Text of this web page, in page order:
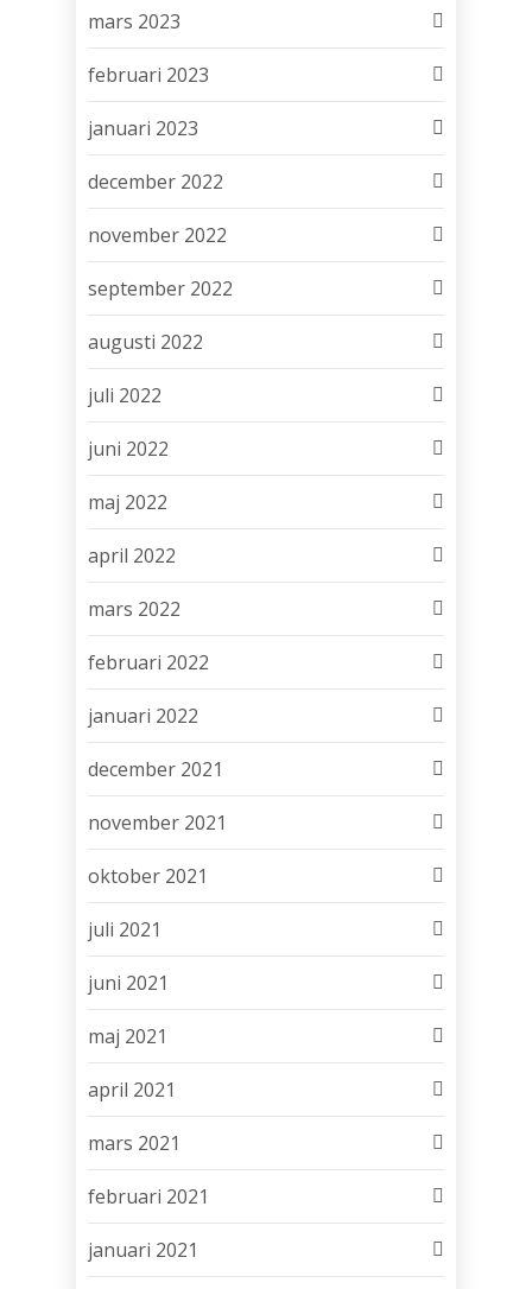
mars 2023
februari 2023
januari 2023
december 2022
november 2022
september 2022
augusti 2022
juli 2022
juni 2022
maj 2022
april 2022
mars 2022
februari 2022
januari 2022
december 2021
november 2021
oktober 2021
juli 2021
juni 2021
maj 2021
april 2021
mars 2021
februari 2021
januari 2021